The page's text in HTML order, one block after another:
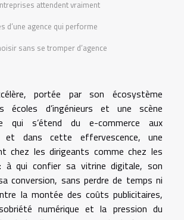
attendent vraiment
d’une agence qui performe
sans se tromper d’agence
portée par son écosystème
écoles d’ingénieurs et une scène
qui s’étend du e-commerce aux
et dans cette effervescence, une
chez les dirigeants comme chez les
à qui confier sa vitrine digitale, son
conversion, sans perdre de temps ni
la montée des coûts publicitaires,
numérique et la pression du